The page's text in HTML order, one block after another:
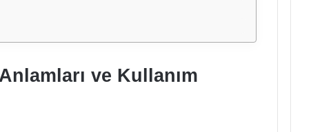
ve Kullanım